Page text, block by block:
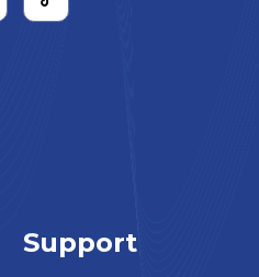
Support